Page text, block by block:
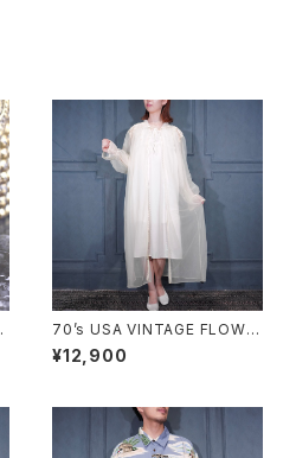
70’s USA VINTAGE FLOWE
R EMBROIDERY LACE DESI
GN NIGHTY DRESS COTTO
イティドレスコットンワンピース
¥12,900